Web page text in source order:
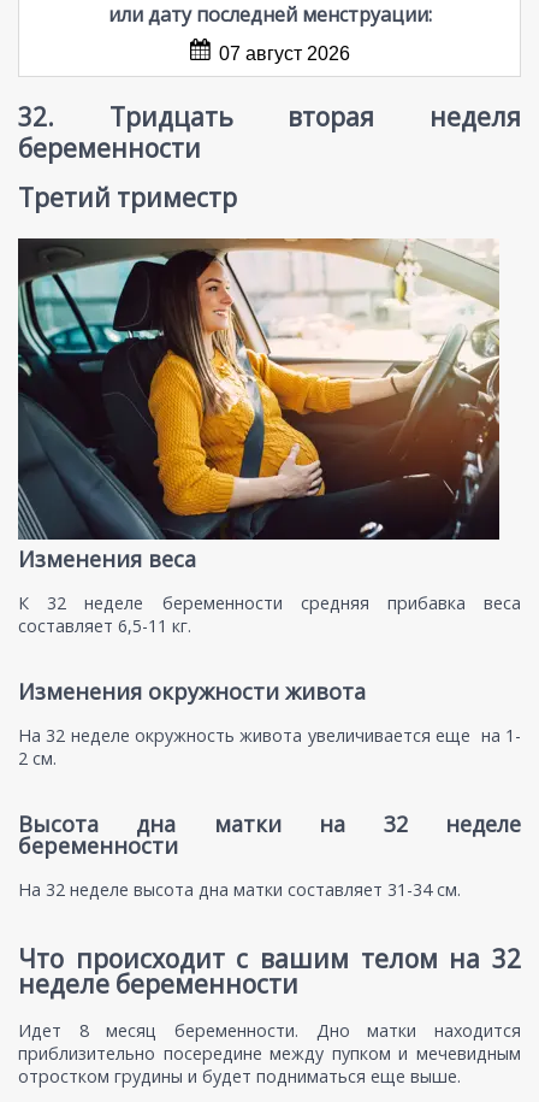
или дату последней менструации:
07 август 2026
32. Тридцать вторая неделя
беременности
Третий триместр
Изменения веса
К 32 неделе беременности средняя прибавка веса
составляет 6,5-11 кг.
Изменения окружности живота
На 32 неделе окружность живота увеличивается еще на 1-
2 см.
Высота дна матки на 32 неделе
беременности
На 32 неделе высота дна матки составляет 31-34 см.
Что происходит с вашим телом на 32
неделе беременности
Идет 8 месяц беременности. Дно матки находится
приблизительно посередине между пупком и мечевидным
отростком грудины и будет подниматься еще выше.